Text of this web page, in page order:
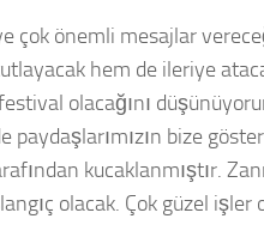
çok önemli mesajlar
hem de ileriye
olacağını
paydaşlarımızın bize
kucaklanmıştır.
olacak. Çok güzel işler